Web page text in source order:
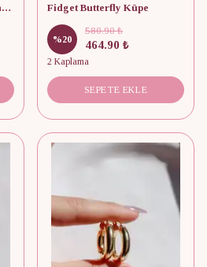
Reorah Takı Advent Calendar 12 Adet
Fidget Butterfly Küpe
%20
580.90 ₺
464.90 ₺
2 Kaplama
SEPETE EKLE